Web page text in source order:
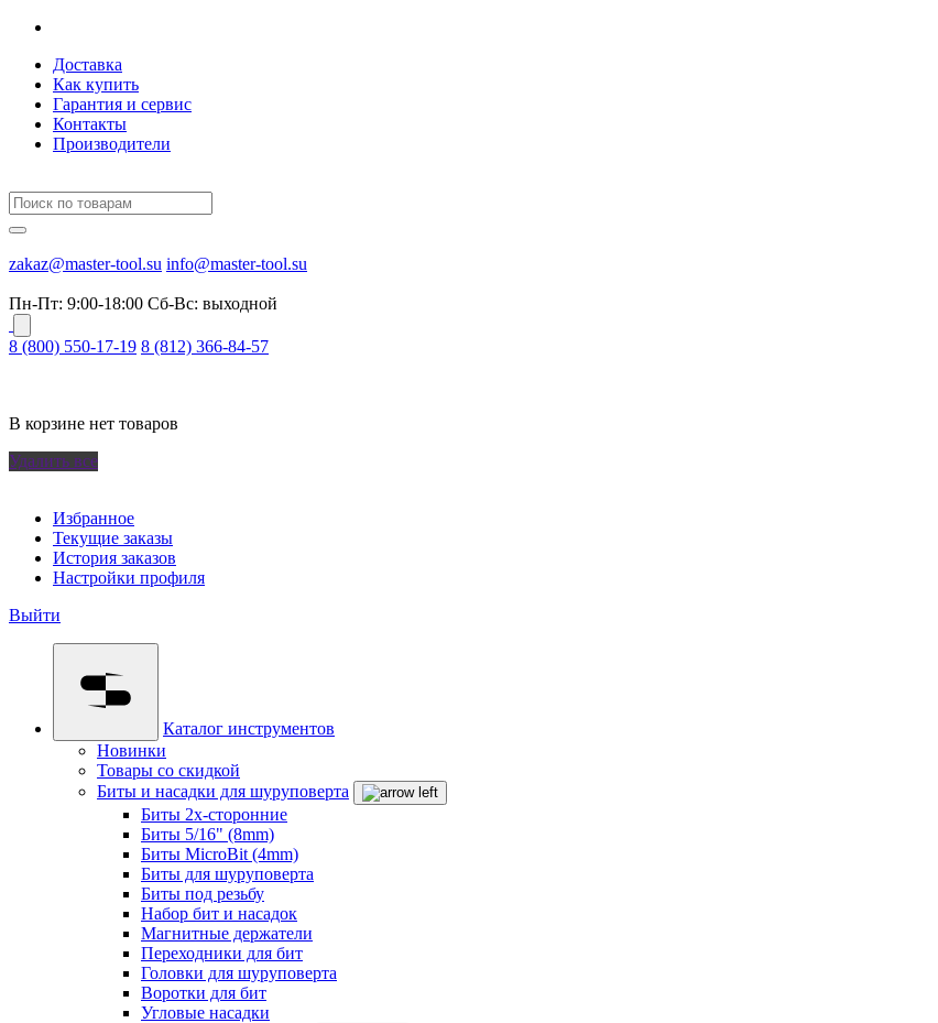
Доставка
Как купить
Гарантия и сервис
Контакты
Производители
zakaz@master-tool.su info@master-tool.su
Пн-Пт: 9:00-18:00 Cб-Вс: выходной
8 (800) 550-17-19 8 (812) 366-84-57
В корзине нет товаров
Удалить все
Избранное
Текущие заказы
История заказов
Настройки профиля
Выйти
Каталог инструментов
Новинки
Товары со скидкой
Биты и насадки для шуруповерта
Биты 2х-сторонние
Биты 5/16" (8mm)
Биты MicroBit (4mm)
Биты для шуруповерта
Биты под резьбу
Набор бит и насадок
Магнитные держатели
Переходники для бит
Головки для шуруповерта
Воротки для бит
Угловые насадки